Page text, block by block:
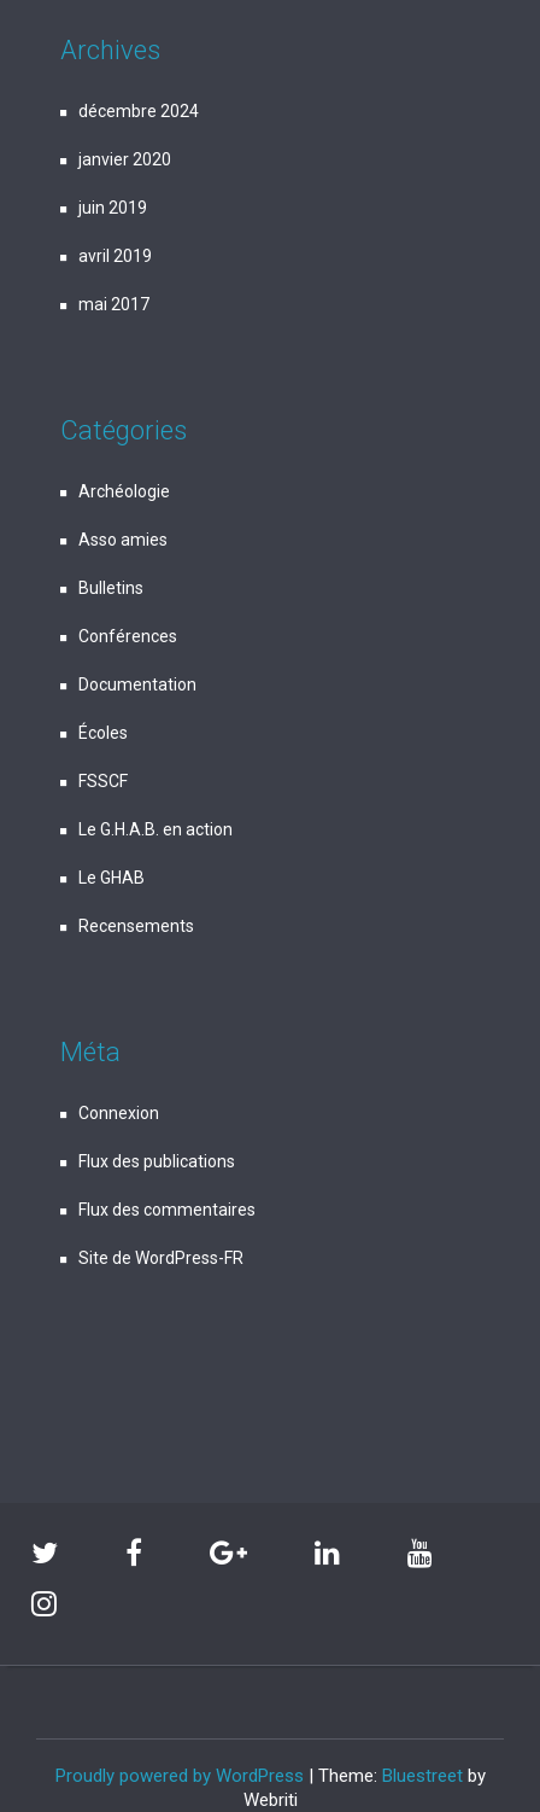
Archives
décembre 2024
janvier 2020
juin 2019
avril 2019
mai 2017
Catégories
Archéologie
Asso amies
Bulletins
Conférences
Documentation
Écoles
FSSCF
Le G.H.A.B. en action
Le GHAB
Recensements
Méta
Connexion
Flux des publications
Flux des commentaires
Site de WordPress-FR
Proudly powered by WordPress | Theme: Bluestreetby
Webriti